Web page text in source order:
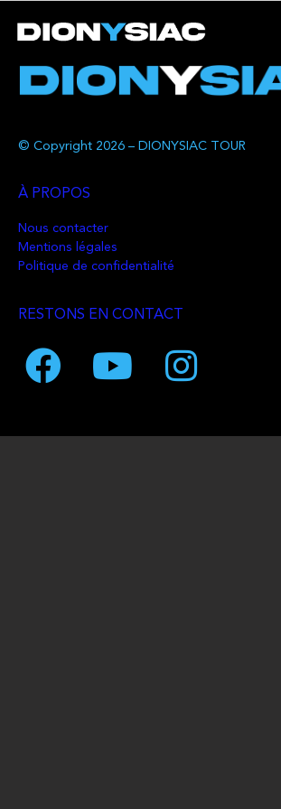
© Copyright 2026 – DIONYSIAC TOUR
À PROPOS
Nous contacter
Mentions légales
Politique de confidentialité
RESTONS EN CONTACT